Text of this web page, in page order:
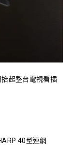
起整台電視看插
40型連網